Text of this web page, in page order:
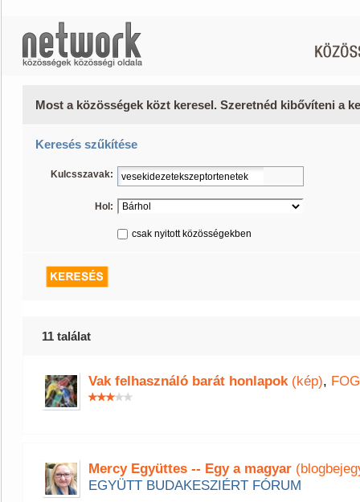
Most a közösségek közt keresel. Szeretnéd kibővíteni a
Keresés szűkítése
Kulcsszavak:
Hol:
csak nyitott közösségekben
11 találat
Vak felhasználó barát honlapok(kép),
Mercy Együttes -- Egy a magyar
EGYÜTT BUDAKESZIÉRT FÓRUM